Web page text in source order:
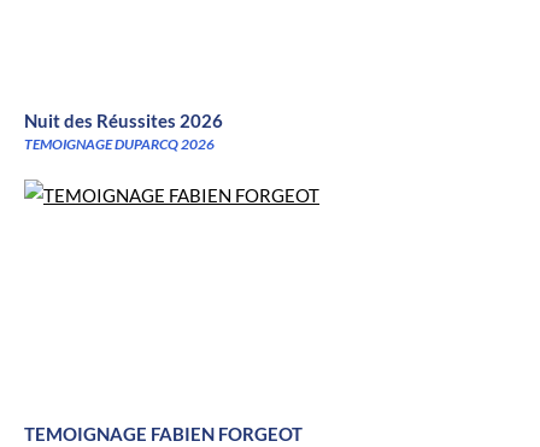
Nuit des Réussites 2026
TEMOIGNAGE DUPARCQ 2026
TEMOIGNAGE FABIEN FORGEOT